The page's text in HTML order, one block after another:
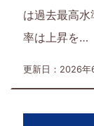
は過去最高
率は上昇を…
更新日：2026年